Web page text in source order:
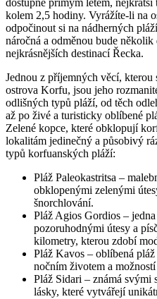
dostupné přímým letem,
kolem 2,5 hodiny. Vyrážíte-li na
odpočinout si na nádherných
náročná a odměnou bude
nejkrásnějších destinací Řecka.
Jednou z příjemných věcí, kterou
ostrova Korfu, jsou jeho
odlišných typů pláží, od těch
až po živé a turisticky oblíbené
Zelené kopce, které obklopují
lokalitám jedinečný a působivý
typů korfuanských pláží:
Pláž Paleokastritsa –
obklopenými zelenými
šnorchlování.
Pláž Agios Gordios –
pozoruhodnými útesy a
kilometry, kterou zdobí
Pláž Kavos – oblíbená
nočním životem a
Pláž Sidari – známá
lásky, které vytvářejí